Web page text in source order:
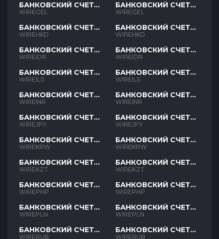
БАНКОВСКИЙ СЧЕТ
GEL
WIREGEL
БАНКОВСКИЙ СЧЕТ
HKD
WIREHKD
БАНКОВСКИЙ СЧЕТ
IDR
WIREIDR
БАНКОВСКИЙ СЧЕТ
ILS
WIREILS
БАНКОВСКИЙ СЧЕТ
INR
WIREINR
БАНКОВСКИЙ СЧЕТ
JPY
WIREJPY
БАНКОВСКИЙ СЧЕТ
KRW
WIREKRW
БАНКОВСКИЙ СЧЕТ
KZT
WIREKZT
БАНКОВСКИЙ СЧЕТ
PHP
WIREPHP
БАНКОВСКИЙ СЧЕТ
PLN
WIREPLN
БАНКОВСКИЙ СЧЕТ
RUB
WIRERUB
БАНКОВСКИЙ СЧЕТ
GEL
WIREGEL
БАНКОВСКИЙ СЧЕТ
HKD
WIREHKD
БАНКОВСКИЙ СЧЕТ
IDR
WIREIDR
БАНКОВСКИЙ СЧЕТ
ILS
WIREILS
БАНКОВСКИЙ СЧЕТ
INR
WIREINR
БАНКОВСКИЙ СЧЕТ
JPY
WIREJPY
БАНКОВСКИЙ СЧЕТ
KRW
WIREKRW
БАНКОВСКИЙ СЧЕТ
KZT
WIREKZT
БАНКОВСКИЙ СЧЕТ
PHP
WIREPHP
БАНКОВСКИЙ СЧЕТ
PLN
WIREPLN
БАНКОВСКИЙ СЧЕТ
RUB
WIRERUB